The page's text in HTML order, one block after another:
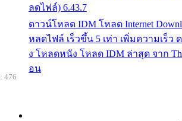
ลดไฟล์) 6.43.7
ดาวน์โหลด IDM โหลด Internet
หลดไฟล์ เร็วขึ้น 5 เท่า เพิ่มความเร็ว
ง โหลดหนัง โหลด IDM ล่าสุด จาก
อน
476